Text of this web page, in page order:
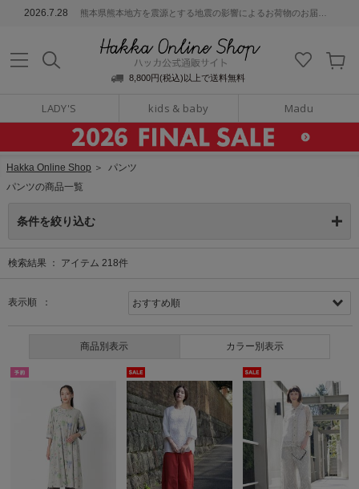
2026.7.28 熊本県熊本地方を震源とする地震の影響によるお荷物のお届けについて
8,800円(税込)以上で送料無料
LADY'S kids & baby Madu
通販サイト
Hakka Online Shop ＞ パンツ
パンツの商品一覧
条件を絞り込む
検索結果 ： アイテム 218件
表示順 ：
商品別表示 カラー別表示